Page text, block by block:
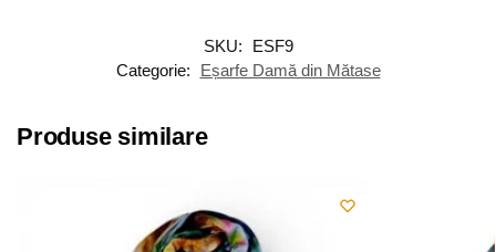
SKU:
ESF9
Categorie:
Eșarfe Damă din Mătase
Produse similare